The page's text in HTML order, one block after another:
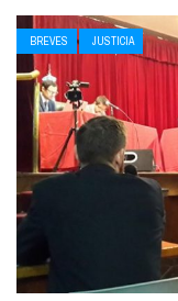
BREVES JUSTICIA